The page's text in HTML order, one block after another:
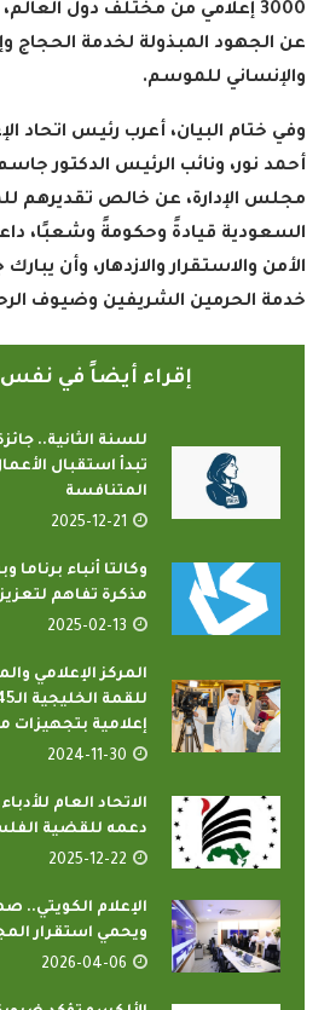
3000 إعلامي من مختلف دول
عن الجهود المبذولة لخدمة الحجاج
والإنساني للموسم.
وفي ختام البيان، أعرب رئيس اتحاد
أحمد نور، ونائب الرئيس الدكتور
مجلس الإدارة، عن خالص تقديرهم
السعودية قيادةً وحكومةً وشعبًا،
الأمن والاستقرار والازدهار، وأن
خدمة الحرمين الشريفين وضيوف
إقراء أيضاً في
للسنة الثانية..
تبدأ استقبال
المتنافسة
2025-12-21
وكالتا أنباء برناما
مذكرة تفاهم
2025-02-13
المركز الإعلامي
إعلامية بتجهيزات
2024-11-30
الاتحاد العام
دعمه للقضية
2025-12-22
الإعلام الكويتي..
ويحمي استقرار
2026-04-06